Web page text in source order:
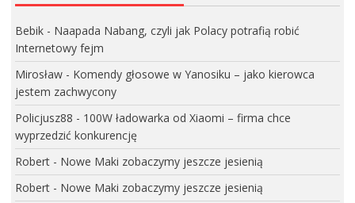
Bebik- Naapada Nabang, czyli jak Polacy potrafią robić
Internetowy fejm
Mirosław- Komendy głosowe w Yanosiku – jako kierowca
jestem zachwycony
Policjusz88 - 100W ładowarka od Xiaomi – firma chce
wyprzedzić konkurencję
Robert- Nowe Maki zobaczymy jeszcze jesienią
Robert- Nowe Maki zobaczymy jeszcze jesienią